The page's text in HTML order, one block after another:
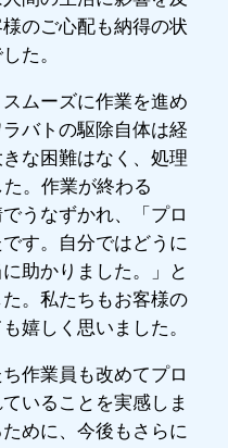
のご心配も納得の状
た。
ムーズに作業を進め
バトの駆除自体は経
な困難はなく、処理
。作業が終わる
うなずかれ、「プロ
す。自分ではどうに
助かりました。」と
。私たちもお客様の
嬉しく思いました。
作業員も改めてプロ
いることを実感しま
めに、今後もさらに